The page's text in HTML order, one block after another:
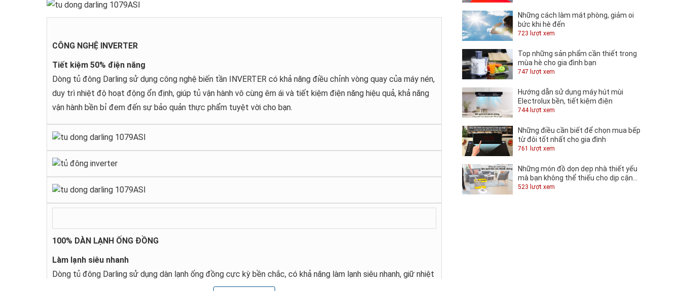
CÔNG NGHỆ INVERTER
Tiết kiệm 50% điện năng
Dòng tủ đông Darling sử dụng công nghệ biến tần INVERTER có khả năng điều chỉnh vòng quay của máy nén,
duy trì nhiệt độ hoạt động ổn định, giúp tủ vận hành vô cùng êm ái và tiết kiệm điện năng hiệu quả, khả năng
vận hành bền bỉ đem đến sự bảo quản thực phẩm tuyệt vời cho bạn.
100% DÀN LẠNH ỐNG ĐỒNG
Làm lạnh siêu nhanh
Dòng tủ đông Darling sử dụng dàn lạnh ống đồng cực kỳ bền chắc, có khả năng làm lạnh siêu nhanh, giữ nhiệt
Những cách làm mát phòng, giảm oi
bức khi hè đến
723 lượt xem
Top những sản phẩm cần thiết trong
mùa hè cho gia đình bạn
747 lượt xem
Hướng dẫn sử dụng máy hút mùi
Electrolux bền, tiết kiệm điện
744 lượt xem
Những điều cần biết để chọn mua bếp
từ đôi tốt nhất cho gia đình
761 lượt xem
Những món đồ dọn dẹp nhà thiết yếu
mà bạn không thể thiếu cho dịp cận
Tết
523 lượt xem